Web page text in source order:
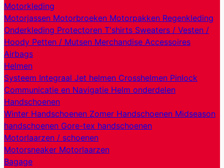
Motorkleding
Motorjassen Motorbroeken Motorpakken Regenkleding
Onderkleding Protectoren T'shirts Sweaters / Vesten /
Hoody Petten / Mutsen Merchandise Accessoires
Airbags
Helmen
Systeem Integraal Jet helmen Crosshelmen Pinlock
Communicatie en Navigatie Helm onderdelen
Handschoenen
Winter Handschoenen Zomer Handschoenen Midseason
handschoenen Gore-tex handschoenen
Motorlaarzen / schoenen
Motorsneaker Motorlaarzen
Bagage